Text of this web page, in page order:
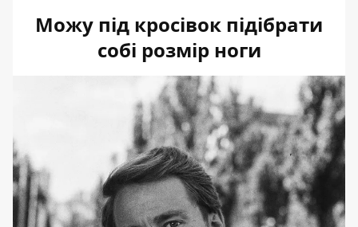
Можу під кросівок підібрати
собі розмір ноги